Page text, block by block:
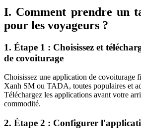
I. Comment prendre un
pour les voyageurs ?
1. Étape 1 : Choisissez et
de covoiturage
Choisissez une application de covoiturage
Xanh SM ou TADA, toutes populaires et
Téléchargez les applications avant votre
commodité.
2. Étape 2 : Configurer